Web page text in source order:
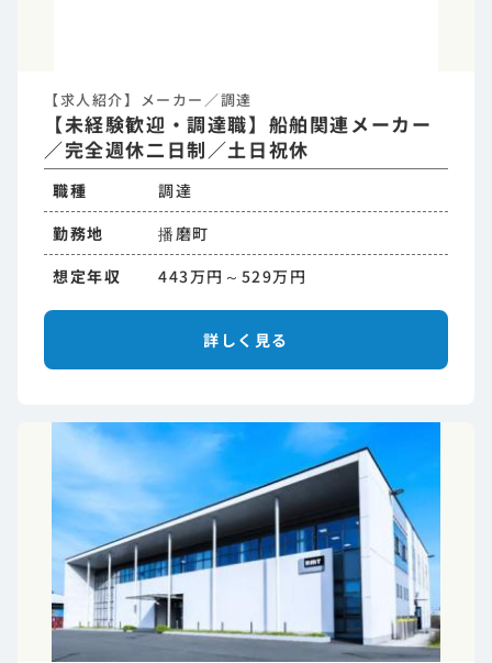
【求人紹介】メーカー／調達
【未経験歓迎・調達職】船舶関連メーカー
／完全週休二日制／土日祝休
職種
調達
勤務地
播磨町
想定年収
443万円～529万円
詳しく見る